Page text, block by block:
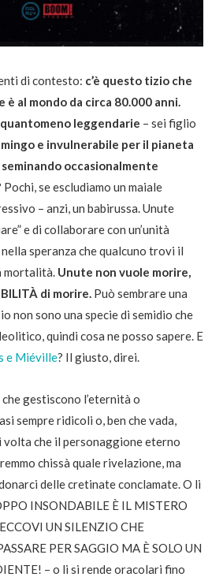
di contesto: c’è questo tizio che
è al mondo da circa 80.000 anni.
leggendarie – sei figlio
e invulnerabile per il pianeta
occasionalmente
Pochi, se escludiamo un maiale
– anzi, un babirussa. Unute
e di collaborare con un’unità
speranza che qualcuno trovi il
mortalità. Unute non vuole morire,
di morire. Può sembrare una
non sono una specie di semidio che
quindi cosa ne posso sapere. E
e Miéville? Il giusto, direi.
gestiscono l’eternità o
sempre ridicoli o, ben che vada,
volta che il personaggione eterno
chissà quale rivelazione, ma
delle cretinate conclamate. O li
INSONDABILE È IL MISTERO
UN SILENZIO CHE
PER SAGGIO MA È SOLO UN
– o li si rende oracolari fino